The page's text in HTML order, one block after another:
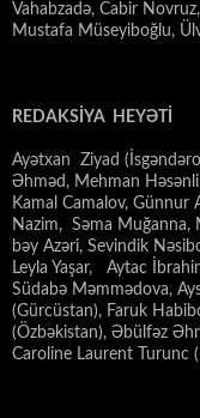
Vahabzadə, Cabir
Mustafa Müseyiboğlu,
REDAKSİYA HEYƏTİ
Ayətxan Ziyad
Əhməd, Mehman
Kamal Camalov, Günnur
Nazim, Səma Muğanna,
bəy Azəri, Sevindik
Leyla Yaşar, Aytac
Südabə Məmmədova,
(Gürcüstan), Faruk
(Özbəkistan), Əbülfəz
Caroline Laurent Turunc